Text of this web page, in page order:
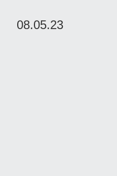
08.05.23